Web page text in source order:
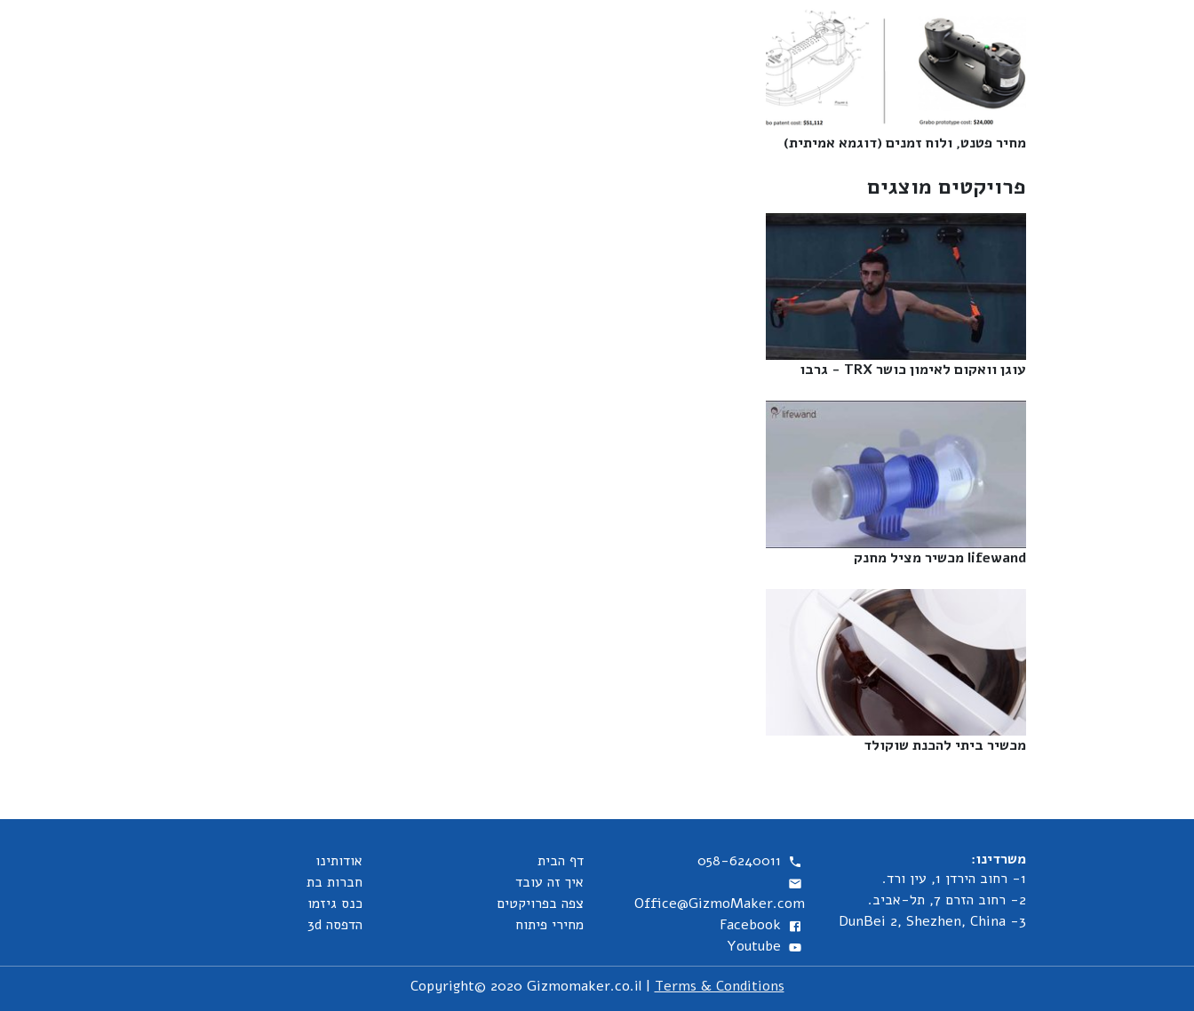
מחיר פטנט, ולוח זמנים (דוגמא אמיתית)‎
פרויקטים מוצגים
עוגן וואקום לאימון כושר TRX - גרבו‎
lifewand מכשיר מציל מחנק‎
מכשיר ביתי להכנת שוקולד‎
משרדינו:
1- רחוב הירדן 1, עין ורד.
2- רחוב הזרם 7, תל-אביב.
3- DunBei 2, Shezhen, China
058-6240011
Office@GizmoMaker.com
Facebook
Youtube
דף הבית
איך זה עובד
צפה בפרויקטים
מחירי פיתוח
אודותינו
חברות בת
כנס גיזמו
הדפסה 3d
Copyright© 2020 Gizmomaker.co.il | Terms & Conditions